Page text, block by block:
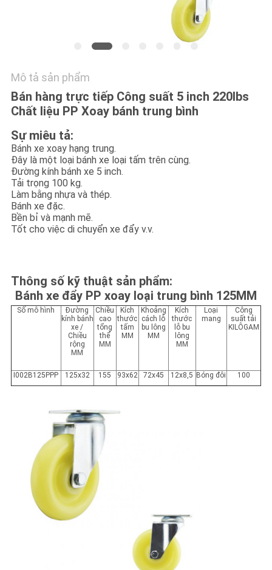
TRANG
WEB
PRIVACY
POLICY
Mô tả sản phẩm
Bán hàng trực tiếp Công suất 5 inch 220lbs
Chất liệu PP Xoay bánh trung bình
Sự miêu tả:
Bánh xe xoay hạng trung.
Đây là một loại bánh xe loại tấm trên cùng.
Đường kính bánh xe 5 inch.
Tải trọng 100 kg.
Làm bằng nhựa và thép.
Bánh xe đặc.
Bền bỉ và mạnh mẽ.
Tốt cho việc di chuyển xe đẩy v.v.
Thông số kỹ thuật sản phẩm:
Bánh xe đẩy PP xoay loại trung bình 125MM
Số mô hình
Đường
kính bánh
xe /
Chiều
rộng
MM
Chiều
cao
tổng
thể
MM
Kích
thước
tấm
MM
Khoảng
cách lỗ
bu lông
MM
Kích
thước
lỗ bu
lông
MM
Loại
mang
Công
suất tải
KILÔGAM
I002B125PPP 125x32 155 93x62 72x45 12x8,5 Bóng đôi 100